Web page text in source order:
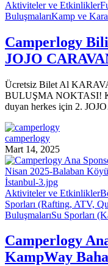
Aktiviteler ve Etkinlikler
BuluşmalarıKamp ve
Camperlogy
JOJO
Ücretsiz Bilet Al
BULUŞMA NOKTASI!
duyan herkes için 2.
camperlogy
Mart 14, 2025
Aktiviteler ve Etkinlikler
Sporları (Rafting, ATV,
BuluşmalarıSu Sporları
Camperlogy
KampWay